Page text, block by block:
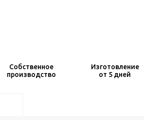
Собственное
производство
Изготовление
от 5 дней